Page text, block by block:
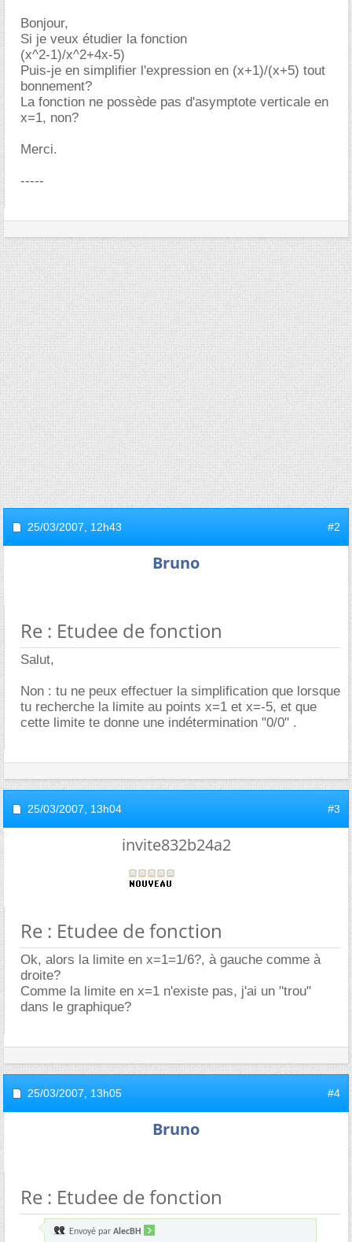
Bonjour,
Si je veux étudier la fonction
(x^2-1)/x^2+4x-5)
Puis-je en simplifier l'expression en (x+1)/(x+5) tout
bonnement?
La fonction ne possède pas d'asymptote verticale en
x=1, non?
Merci.
-----
25/03/2007, 12h43 #2
Bruno
Re : Etudee de fonction
Salut,
Non : tu ne peux effectuer la simplification que lorsque
tu recherche la limite au points x=1 et x=-5, et que
cette limite te donne une indétermination "0/0" .
25/03/2007, 13h04 #3
invite832b24a2
Re : Etudee de fonction
Ok, alors la limite en x=1=1/6?, à gauche comme à
droite?
Comme la limite en x=1 n'existe pas, j'ai un "trou"
dans le graphique?
25/03/2007, 13h05 #4
Bruno
Re : Etudee de fonction
Envoyé par AlecBH